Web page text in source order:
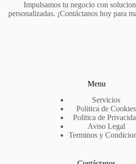
Impulsamos tu negocio con
personalizadas. ¡Contáctanos hoy para
Menu
Servicios
Politica de Cookies
Politica de
Aviso Legal
Terminos y